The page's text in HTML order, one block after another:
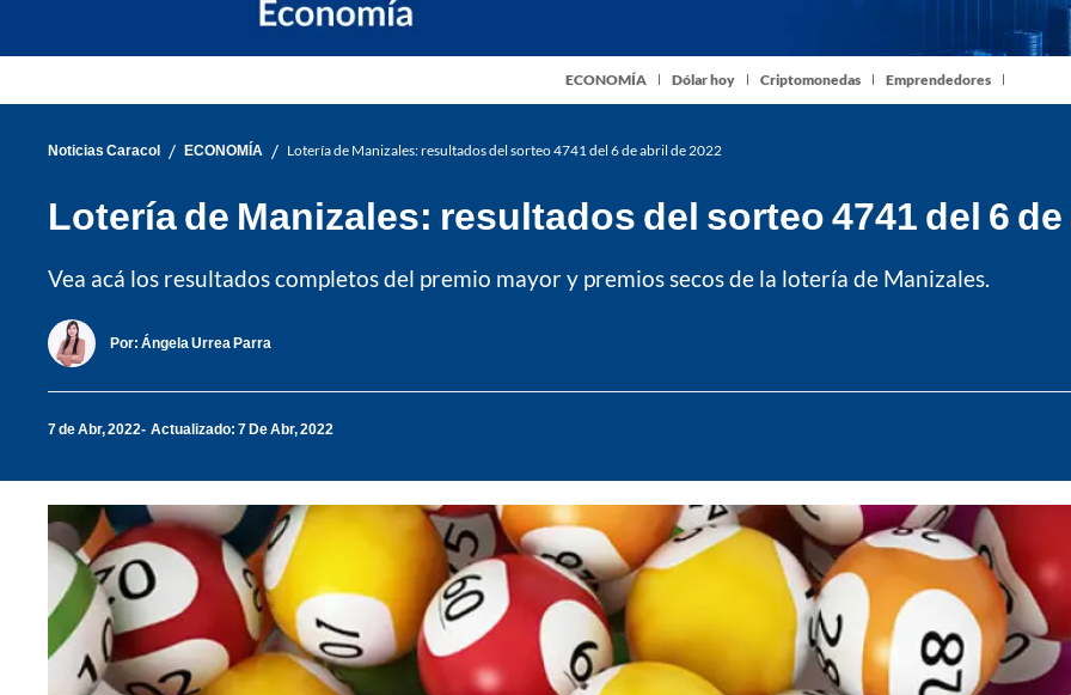
ECONOMÍA Dólar hoy Criptomonedas Emprendedores
Noticias Caracol / ECONOMÍA / Lotería de Manizales: resultados del sorteo 4741 del 6 de abril de 2022
Lotería de Manizales: resultados del sorteo 4741 del 6 de
Vea acá los resultados completos del premio mayor y premios secos de la lotería de Manizales.
Por: Ángela Urrea Parra
7 de Abr, 2022 Actualizado: 7 De Abr, 2022